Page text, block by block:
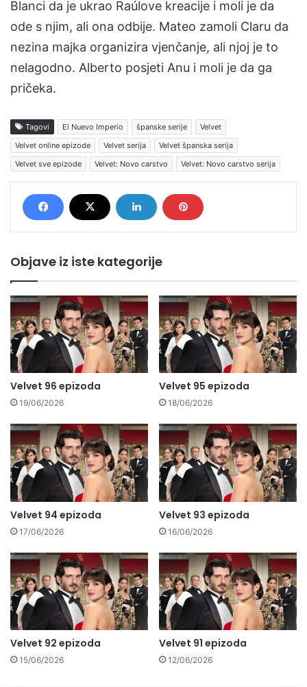
Blanci da je ukrao Raúlove kreacije i moli je da
ode s njim, ali ona odbije. Mateo zamoli Claru da
nezina majka organizira vjenčanje, ali njoj je to
nelagodno. Alberto posjeti Anu i moli je da ga
pričeka.
Tagovi El Nuevo Imperio španske serije
Velvet
Velvet online epizode
Velvet serija
Velvet španska serija
Velvet sve epizode
Velvet: Novo carstvo Velvet: Novo carstvo serija
Objave iz iste kategorije
Velvet 96 epizoda
19/06/2026
Velvet 95 epizoda
18/06/2026
Velvet 94 epizoda
17/06/2026
Velvet 93 epizoda
16/06/2026
Velvet 92 epizoda
15/06/2026
Velvet 91 epizoda
12/06/2026